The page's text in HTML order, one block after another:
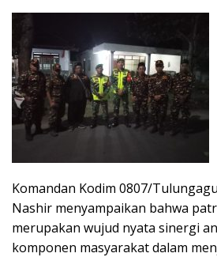
Komandan Kodim 0807/
Nashir menyampaikan bahwa
merupakan wujud nyata sinergi
komponen masyarakat dalam